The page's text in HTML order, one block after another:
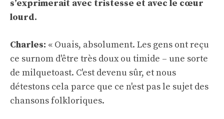
s’exprimerait avec tristesse et avec le cœur
lourd.
Charles: « Ouais, absolument. Les gens ont reçu
ce surnom d'être très doux ou timide – une sorte
de milquetoast. C'est devenu sûr, et nous
détestons cela parce que ce n'est pas le sujet des
chansons folkloriques.